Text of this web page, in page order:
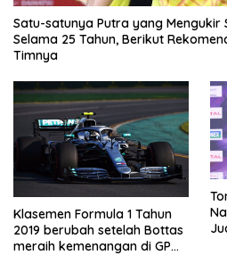
Satu-satunya Putra yang Mengukir
Selama 25 Tahun, Berikut
Timnya
Klasemen Formula 1 Tahun
2019 berubah setelah Bottas
meraih kemenangan di GP